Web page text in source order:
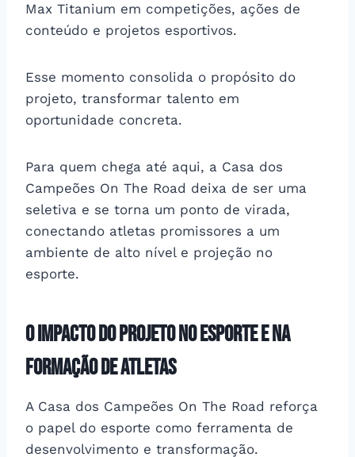
Max Titanium em competições, ações de
conteúdo e projetos esportivos.
Esse momento consolida o propósito do
projeto, transformar talento em
oportunidade concreta.
Para quem chega até aqui, a Casa dos
Campeões On The Road deixa de ser uma
seletiva e se torna um ponto de virada,
conectando atletas promissores a um
ambiente de alto nível e projeção no
esporte.
O impacto do projeto no esporte e na
formação de atletas
A Casa dos Campeões On The Road reforça
o papel do esporte como ferramenta de
desenvolvimento e transformação.